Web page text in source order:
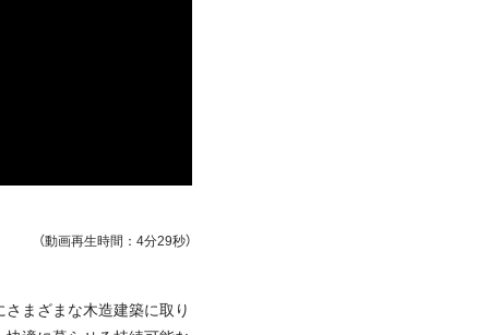
（動画再生時間：4分29秒）
まざまな木造建築に取り